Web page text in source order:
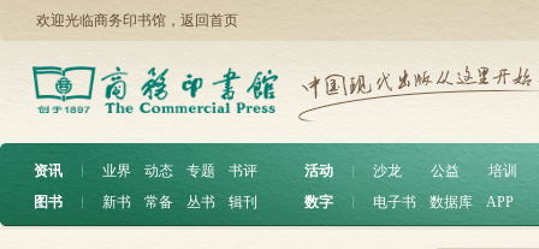
欢迎光临商务印书馆， 返回首页
资讯 ︱ 业界 动态 专题
书评
图书
︱ 新书 常备 丛书 辑刊
活动 沙龙 公益
培训
数字
电子书 数据库 APP